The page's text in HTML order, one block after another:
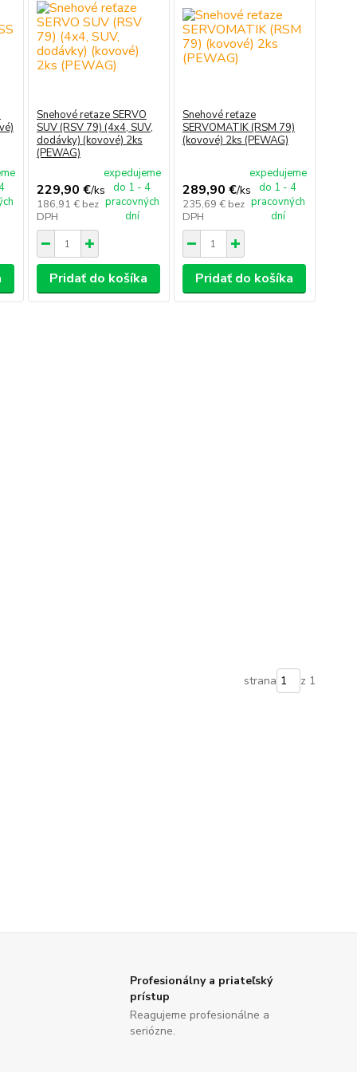
Snehové reťaze SERVO
SUV (RSV 79) (4x4, SUV,
dodávky) (kovové) 2ks
(PEWAG)
229,90 €/ks
186,91 € bez
DPH
expedujeme
do 1 - 4
pracovných
dní
Pridať do košíka
Snehové reťaze
SERVOMATIK (RSM 79)
(kovové) 2ks (PEWAG)
289,90 €/ks
235,69 € bez
DPH
expedujeme
do 1 - 4
pracovných
dní
Pridať do košíka
strana z 1
Profesionálny a priateľský
prístup
Reagujeme profesionálne a
seriózne.